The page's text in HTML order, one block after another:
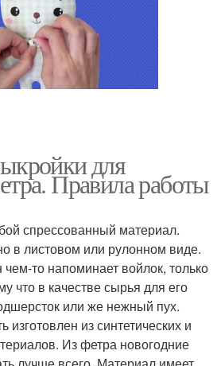
для
Правила работы
спрессованный материал.
в листовом или рулонном виде.
то напоминает войлок, только
что в качестве сырья для его
или же нежный пух.
из синтетических и
Из фетра новогодние